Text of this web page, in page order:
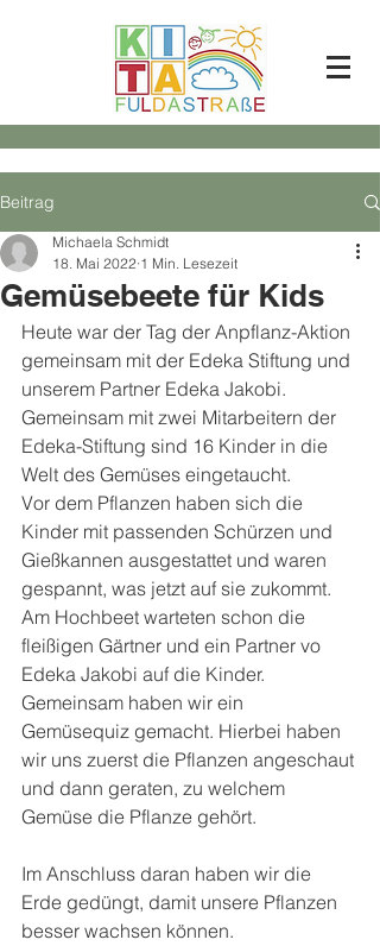
Beitrag
Gemüsebeete für Kids
Michaela Schmidt
18. Mai 2022 1 Min. Lesezeit
Heute war der Tag der Anpflanz-Aktion
gemeinsam mit der Edeka Stiftung und
unserem Partner Edeka Jakobi.
Gemeinsam mit zwei Mitarbeitern der
Edeka-Stiftung sind 16 Kinder in die
Welt des Gemüses eingetaucht.
Vor dem Pflanzen haben sich die
Kinder mit passenden Schürzen und
Gießkannen ausgestattet und waren
gespannt, was jetzt auf sie zukommt.
Am Hochbeet warteten schon die
fleißigen Gärtner und ein Partner vo
Edeka Jakobi auf die Kinder.
Gemeinsam haben wir ein
Gemüsequiz gemacht. Hierbei haben
wir uns zuerst die Pflanzen angeschaut
und dann geraten, zu welchem
Gemüse die Pflanze gehört.
Im Anschluss daran haben wir die
Erde gedüngt, damit unsere Pflanzen
besser wachsen können.